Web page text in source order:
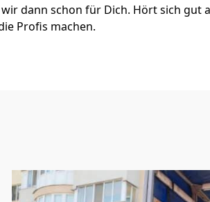
dann schon für Dich. Hört sich gut
Profis machen.